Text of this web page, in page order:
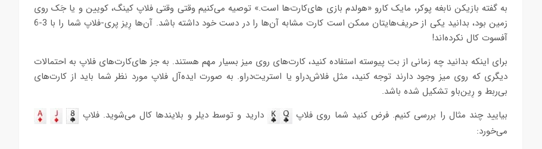
به گفته بازیکن نابغه پوکر، مایک‌ کارو «هولدم بازی های‌کارت‌ها است.» توصیه می‌کنیم وقتی وقتی فلاپ کینگ، کویین و یا جَک روی
زمین بود، بدانید یکی از حریف‌هایتان ممکن است کارت مشابه آن‌ها را در دست خود داشته باشد. آن‌ها رِیز پری-فلاپ شما را با 3-6
آفسوت کال نکرده‌اند!
برای اینکه بدانید چه زمانی از بت پیوسته استفاده کنید، کارت‌های روی میز بسیار مهم هستند. به جز های‌کارت‌های فلاپ به احتمالات
دیگری که روی میز وجود دارند توجه کنید، مثل فلاش‌دراو یا استریت‌دراو. به صورت ایده‌آل فلاپ مورد نظر شما باید از کارت‌های
بی‌ربط و رِین‌باو تشکیل شده باشد.
بیایید چند مثال را بررسی کنیم. فرض کنید شما روی فلاپ
دارید و توسط دیلر و بلایندها کال می‌شوید. فلاپ
می‌خورد: